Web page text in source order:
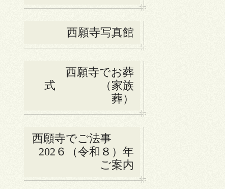
西願寺写真館
西願寺でお葬
式 （家族
葬）
西願寺でご法事
202６（令和８）年
ご案内